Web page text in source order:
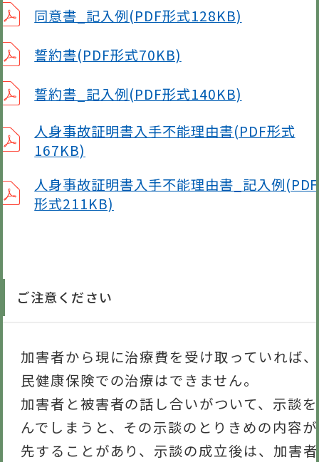
同意書_記入例(PDF形式128KB)
誓約書(PDF形式70KB)
誓約書_記入例(PDF形式140KB)
人身事故証明書入手不能理由書(PDF形式
167KB)
人身事故証明書入手不能理由書_記入例(PDF
形式211KB)
ご注意ください
加害者から現に治療費を受け取っていれば
民健康保険での治療はできません。
加害者と被害者の話し合いがついて、示談
んでしまうと、その示談のとりきめの内容
先することがあり、示談の成立後は、加害